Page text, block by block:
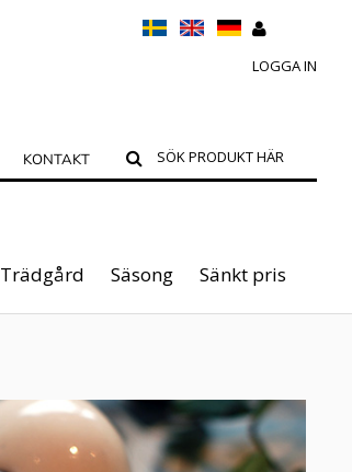
LOGGA IN
KONTAKT
Trädgård Säsong Sänkt pris